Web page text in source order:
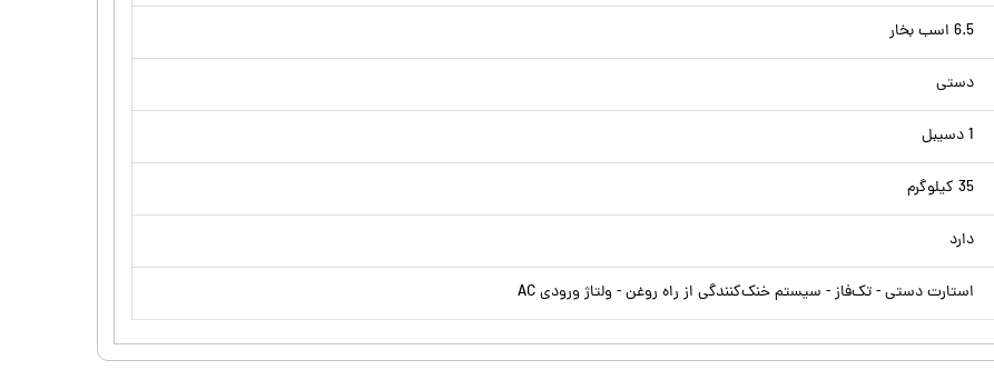
6.5 اسب بخار
دستی
1 دسیبل
35 کیلوگرم
دارد
استارت دستی - تک‌فاز - سیستم خنک‌کنندگی از راه روغن - ولتاژ ورودی AC